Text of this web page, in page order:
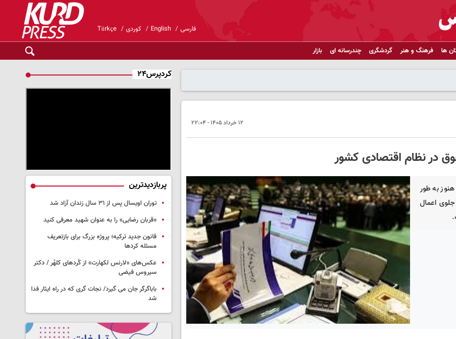
فارسی English کوردی Türkçe
ها فرهنگ و هنر گردشگری چندرسانه ای بازار
۱۲ خرداد ۱۴۰۵ - ۲۲:۰۴
در نظام اقتصادی کشور
به طور
اعمال
کردپرس۲۴
پربازدیدترین
توران اویسال پس از ۳۱ سال زندان آزاد شد
«قربان رضایی» را به عنوان شهید معرفی کنید
قانون جدید ترکیه؛ پروژه بزرگ‌ برای بازتعریف
مسئله کردها
عکس‌های «لارنس لکهارت» از کُردهای کلهُر / دکتر
سیروس فیضی
باباگرگر جان می گیرد/ نجات گری که در راه ایثار فدا
شد